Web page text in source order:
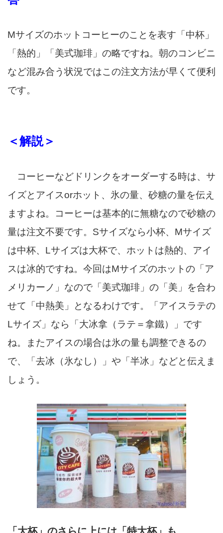
Mサイズのホットコーヒーのことを表す「中杯」
「熱的」「美式珈琲」の略ですね。朝のコンビニ
など混み合う状況ではこの注文方法が早くて便利
です。
＜解説＞
コーヒーなどドリンクをオーダーする時は、サ
イズとアイスorホット、氷の量、砂糖の量を伝え
ますよね。コーヒーは基本的に無糖なので砂糖の
量は注文不要です。Sサイズなら小杯、Mサイズ
は中杯、Lサイズは大杯で、ホットは熱的、アイ
スは冰的ですね。今回はMサイズのホットの「ア
メリカーノ」なので「美式珈琲」の「美」を合わ
せて「中熱美」となるわけです。「アイスラテの
Lサイズ」なら「大冰拿（ラテ＝拿鐵）」です
ね。またアイスの場合は氷の量も調整できるの
で、「去冰（氷なし）」や「半冰」などと伝えま
しょう。